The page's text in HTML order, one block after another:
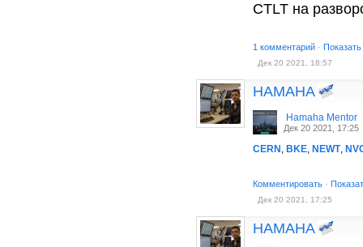
CTLT на
1 комментарий ·
Дек 20 2021, 18:57
HAMAHA
Hamaha Mentor
Дек 20 2021, 17:25
CERN , BKE, NEWT,
Комментировать ·
Дек 20 2021, 17:25
HAMAHA